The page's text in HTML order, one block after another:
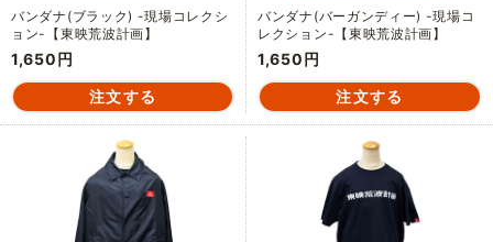
バンダナ(ブラック) -現場コレクシ
ョン-【東映荒波計画】
1,650円
バンダナ(バーガンディー) -現場コ
レクション-【東映荒波計画】
1,650円